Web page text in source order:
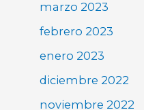
marzo 2023
febrero 2023
enero 2023
diciembre 2022
noviembre 2022